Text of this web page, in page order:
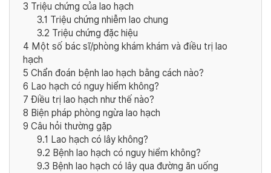
3 Triệu chứng của lao hạch
3.1 Triệu chứng nhiễm lao chung
3.2 Triệu chứng đặc hiệu
4 Một số bác sĩ/phòng khám khám và điều trị lao
hạch
5 Chẩn đoán bệnh lao hạch bằng cách nào?
6 Lao hạch có nguy hiểm không?
7 Điều trị lao hạch như thế nào?
8 Biện pháp phòng ngừa lao hạch
9 Câu hỏi thường gặp
9.1 Lao hạch có lây không?
9.2 Bệnh lao hạch có nguy hiểm không?
9.3 Bệnh lao hạch có lây qua đường ăn uống